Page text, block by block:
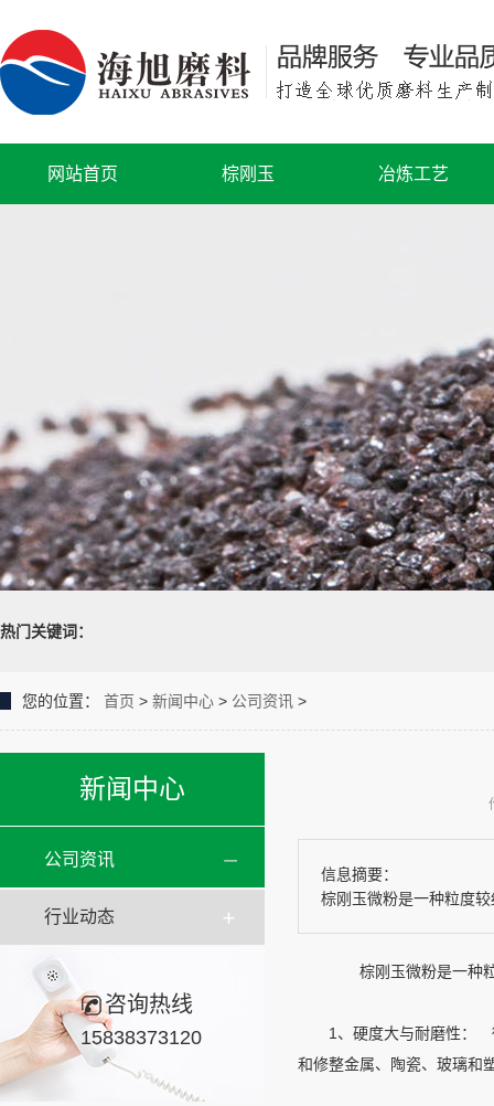
网站首页 棕刚玉 冶炼工艺
热门关键词：
您的位置： 首页 > 新闻中心 > 公司资讯 >
新闻中心
公司资讯
行业动态
咨询热线
15838373120
信息摘要：
棕刚玉微粉是一种粒度
棕刚玉微粉是一种粒度
1、硬度大与耐磨性： 微
和修整金属、陶瓷、玻璃和